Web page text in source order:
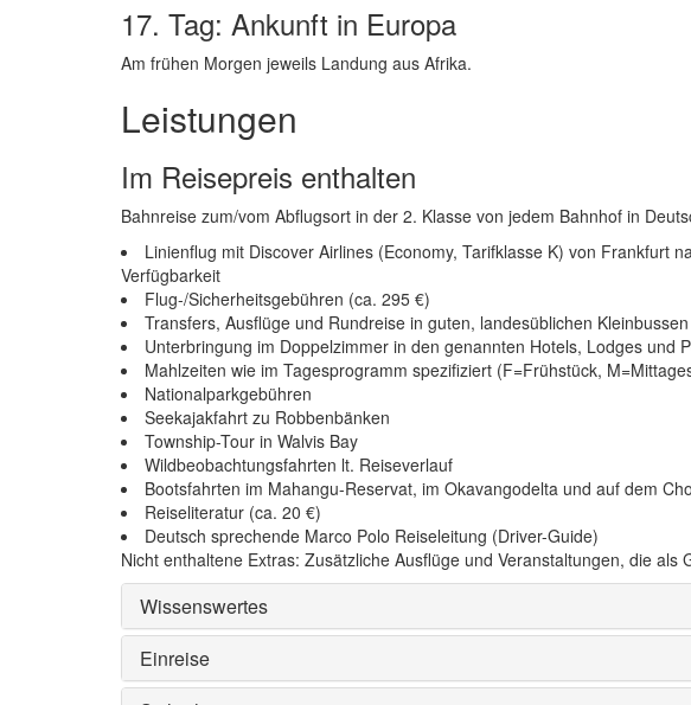
17. Tag: Ankunft in Europa
Am frühen Morgen jeweils Landung aus Afrika.
Leistungen
Im Reisepreis enthalten
Bahnreise zum/vom Abflugsort in der 2. Klasse von jedem Bahnhof in
Linienflug mit Discover Airlines (Economy, Tarifklasse K) von Frankfurt
Verfügbarkeit
Flug-/Sicherheitsgebühren (ca. 295 €)
Transfers, Ausflüge und Rundreise in guten, landesüblichen Kleinbussen
Unterbringung im Doppelzimmer in den genannten Hotels, Lodges und
Mahlzeiten wie im Tagesprogramm spezifiziert (F=Frühstück,
Nationalparkgebühren
Seekajakfahrt zu Robbenbänken
Township-Tour in Walvis Bay
Wildbeobachtungsfahrten lt. Reiseverlauf
Bootsfahrten im Mahangu-Reservat, im Okavangodelta und auf dem
Reiseliteratur (ca. 20 €)
Deutsch sprechende Marco Polo Reiseleitung (Driver-Guide)
Nicht enthaltene Extras: Zusätzliche Ausflüge und Veranstaltungen, die
Wissenswertes
Einreise